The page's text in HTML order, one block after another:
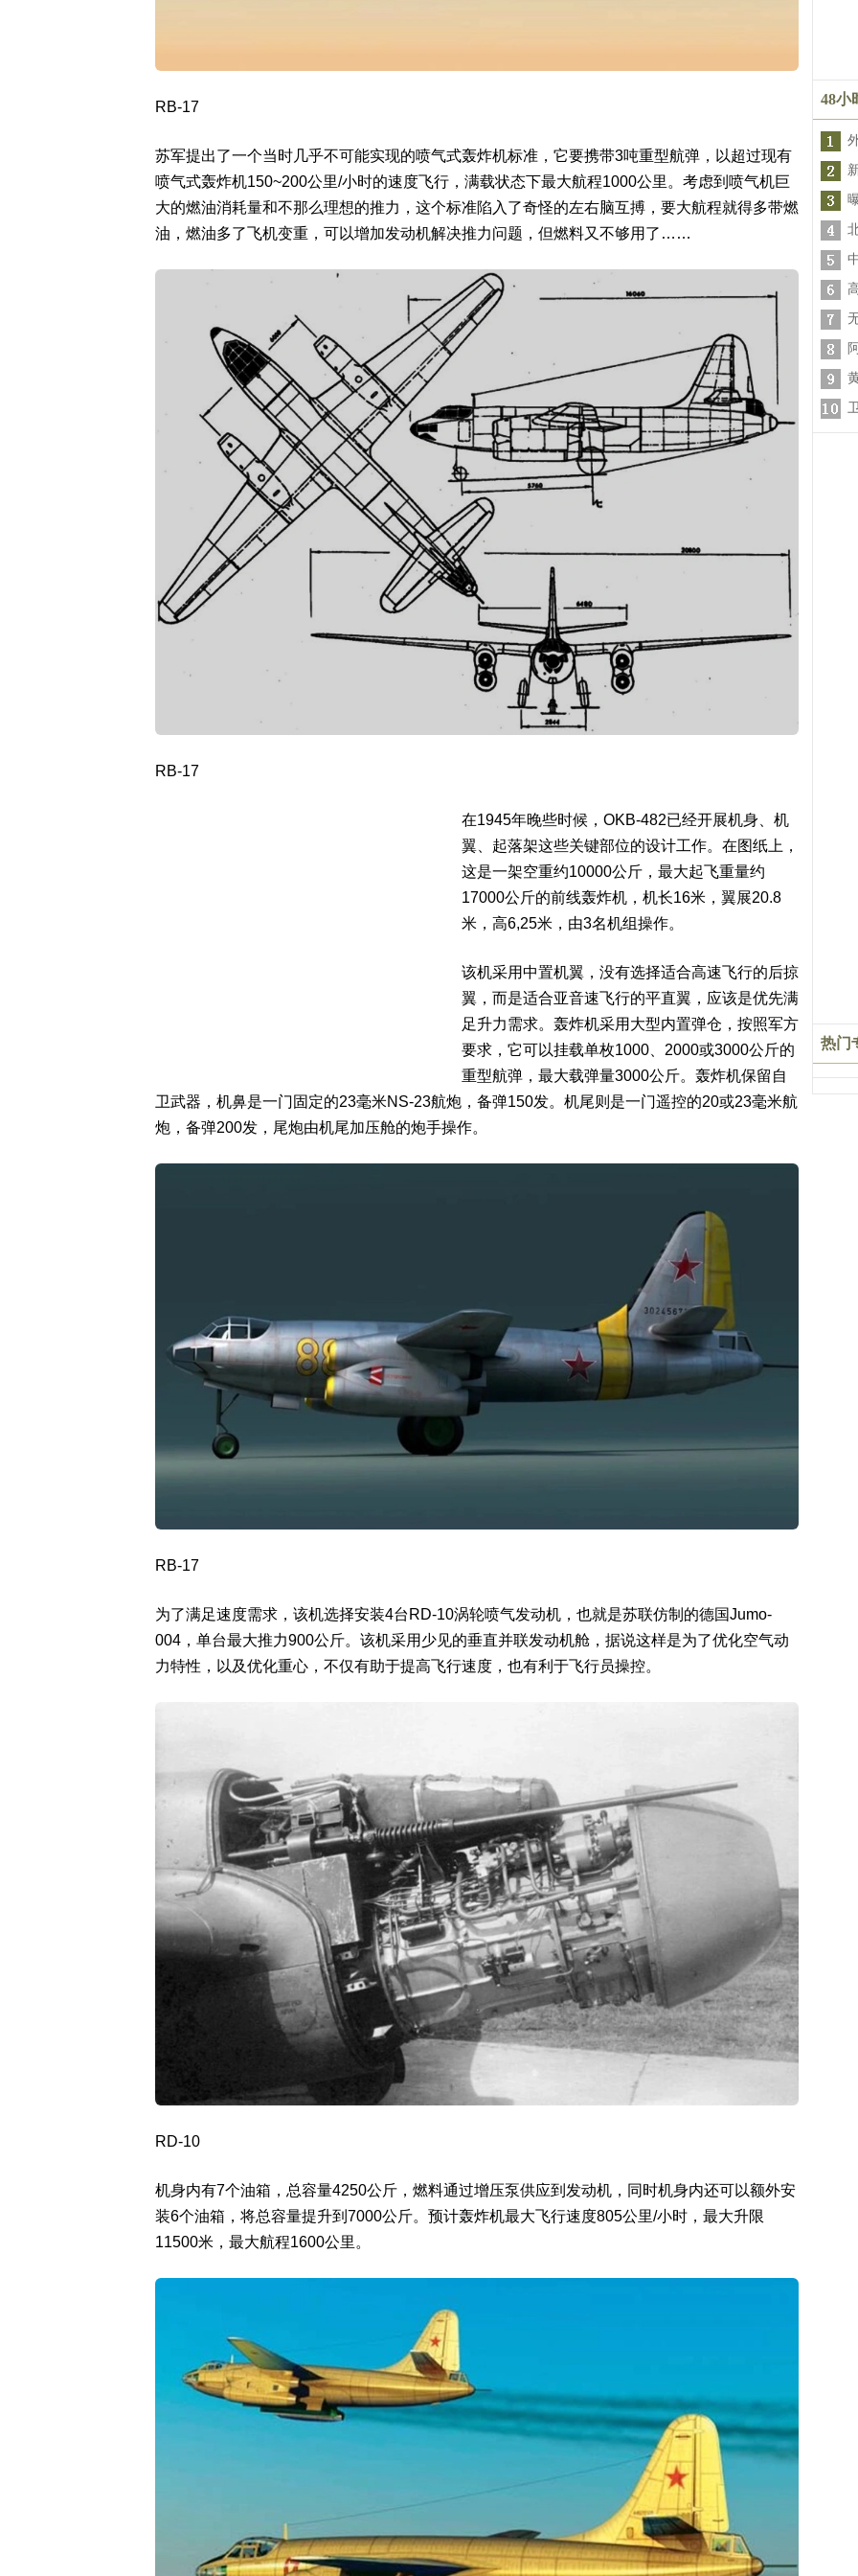
RB-17
苏军提出了一个当时几乎不可能实现的喷气式轰炸机标准，它要携带3吨重型航弹，以超过现有
喷气式轰炸机150~200公里/小时的速度飞行，满载状态下最大航程1000公里。考虑到喷气机巨
大的燃油消耗量和不那么理想的推力，这个标准陷入了奇怪的左右脑互搏，要大航程就得多带燃
油，燃油多了飞机变重，可以增加发动机解决推力问题，但燃料又不够用了……
RB-17
在1945年晚些时候，OKB-482已经开展机身、机
翼、起落架这些关键部位的设计工作。在图纸上，
这是一架空重约10000公斤，最大起飞重量约
17000公斤的前线轰炸机，机长16米，翼展20.8
米，高6,25米，由3名机组操作。
该机采用中置机翼，没有选择适合高速飞行的后掠
翼，而是适合亚音速飞行的平直翼，应该是优先满
足升力需求。轰炸机采用大型内置弹仓，按照军方
要求，它可以挂载单枚1000、2000或3000公斤的
重型航弹，最大载弹量3000公斤。轰炸机保留自
卫武器，机鼻是一门固定的23毫米NS-23航炮，备弹150发。机尾则是一门遥控的20或23毫米航
炮，备弹200发，尾炮由机尾加压舱的炮手操作。
RB-17
为了满足速度需求，该机选择安装4台RD-10涡轮喷气发动机，也就是苏联仿制的德国Jumo-
004，单台最大推力900公斤。该机采用少见的垂直并联发动机舱，据说这样是为了优化空气动
力特性，以及优化重心，不仅有助于提高飞行速度，也有利于飞行员操控。
RD-10
机身内有7个油箱，总容量4250公斤，燃料通过增压泵供应到发动机，同时机身内还可以额外安
装6个油箱，将总容量提升到7000公斤。预计轰炸机最大飞行速度805公里/小时，最大升限
11500米，最大航程1600公里。
48小
热门